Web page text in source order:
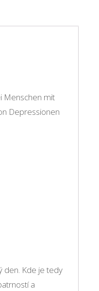
Menschen mit
Depressionen
den. Kde je tedy
a